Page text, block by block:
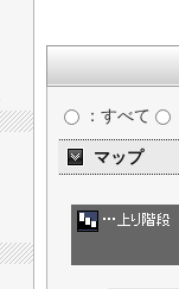
：すべて
マップ